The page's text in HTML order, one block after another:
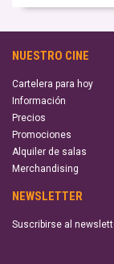
NUESTRO CINE
Cartelera para hoy
Información
Precios
Promociones
Alquiler de salas
Merchandising
NEWSLETTER
Suscribirse al